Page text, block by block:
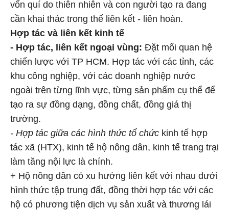
vốn quí do thiên nhiên và con người tạo ra đang
cần khai thác trong thế liên kết - liên hoàn.
Hợp tác và liên kết kinh tế
- Hợp tác, liên kết ngoại vùng: Đặt mối quan hệ
chiến lược với TP HCM. Hợp tác với các tỉnh, các
khu công nghiệp, với các doanh nghiệp nước
ngoài trên từng lĩnh vực, từng sản phẩm cụ thể để
tạo ra sự đồng dạng, đồng chất, đồng giá thị
trường.
- Hợp tác giữa các hình thức tổ chức kinh tế hợp
tác xã (HTX), kinh tế hộ nông dân, kinh tế trang trại
làm tăng nội lực là chính.
+ Hộ nông dân có xu hướng liên kết với nhau dưới
hình thức tập trung đất, đồng thời hợp tác với các
hộ có phương tiện dịch vụ sản xuất và thương lái